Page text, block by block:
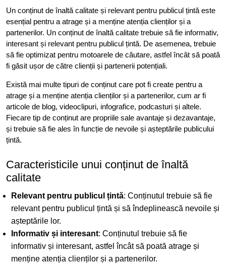
Un conținut de înaltă calitate și relevant pentru publicul țintă este
esențial pentru a atrage și a menține atenția clienților și a
partenerilor. Un conținut de înaltă calitate trebuie să fie informativ,
interesant și relevant pentru publicul țintă. De asemenea, trebuie
să fie optimizat pentru motoarele de căutare, astfel încât să poată
fi găsit ușor de către clienții și partenerii potențiali.
Există mai multe tipuri de conținut care pot fi create pentru a
atrage și a menține atenția clienților și a partenerilor, cum ar fi
articole de blog, videoclipuri, infografice, podcasturi și altele.
Fiecare tip de conținut are propriile sale avantaje și dezavantaje,
și trebuie să fie ales în funcție de nevoile și așteptările publicului
țintă.
Caracteristicile unui conținut de înaltă
calitate
Relevant pentru publicul țintă: Conținutul trebuie să fie
relevant pentru publicul țintă și să îndeplinească nevoile și
așteptările lor.
Informativ și interesant: Conținutul trebuie să fie
informativ și interesant, astfel încât să poată atrage și
menține atenția clienților și a partenerilor.